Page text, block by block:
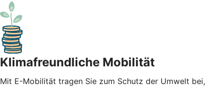
Klimafreundliche Mobilität
Mit E-Mobilität tragen Sie zum Schutz der Umwelt bei,